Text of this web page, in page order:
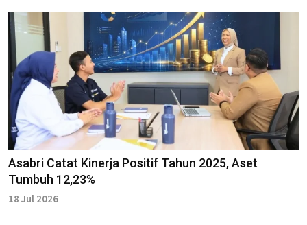
Asabri Catat Kinerja Positif Tahun 2025, Aset
Tumbuh 12,23%
18 Jul 2026